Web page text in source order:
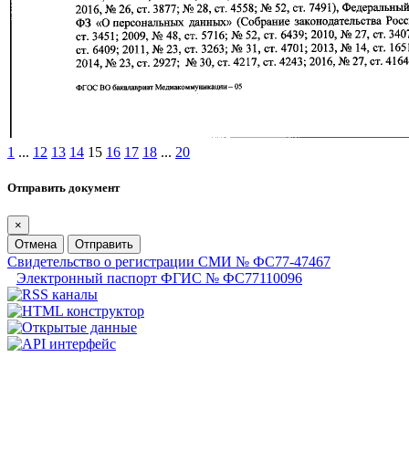
1 ... 12 13 14 15 16 17 18 ... 20
Отправить документ
×
Отмена
Отправить
Свидетельство о регистрации СМИ № ФС77-47467
Электронный паспорт ФГИС № ФС77110096